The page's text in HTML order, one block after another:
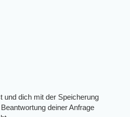
und dich mit der Speicherung
deiner Anfrage